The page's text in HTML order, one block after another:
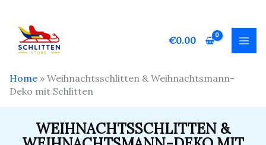
springen
€0.00
Home » Weihnachtsschlitten & Weihnachtsmann-
Deko mit Schlitten
WEIHNACHTSSCHLITTEN &